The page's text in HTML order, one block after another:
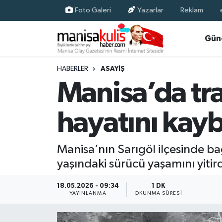
Foto Galeri Yazarlar Reklam
HABERLER ASAYIŞ
Manisa’da
hayatını
Manisa’nın Sarıgöl ilçesinde
yaşındaki sürücü yaşamını
18.05.2026 - 09:34
YAYINLANMA
1 DK
OKUNMA SÜRESI
Ekonomi
Resmi İlan
Yunusemre Nöbetçi Eczaneler
Yunusemre Trafik Yoğunluk Haritası
Süper Lig Puan Durumu ve Fikstür
Son Dakika Haberleri
Haber Arşivi